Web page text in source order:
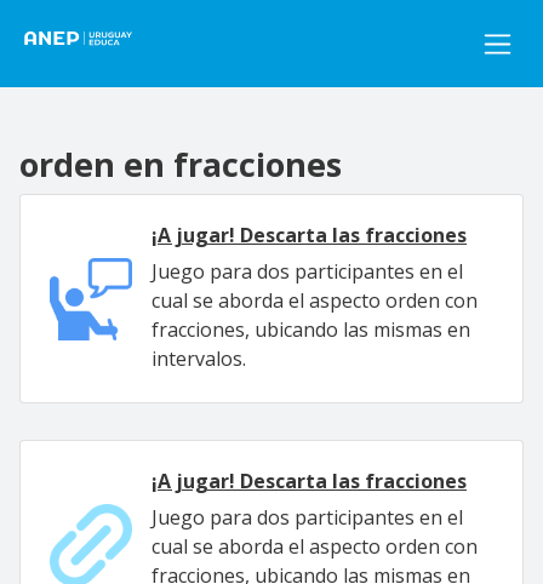
orden en fracciones
¡A jugar! Descarta las fracciones
Juego para dos participantes en el
cual se aborda el aspecto orden con
fracciones, ubicando las mismas en
intervalos.
¡A jugar! Descarta las fracciones
Juego para dos participantes en el
cual se aborda el aspecto orden con
fracciones, ubicando las mismas en